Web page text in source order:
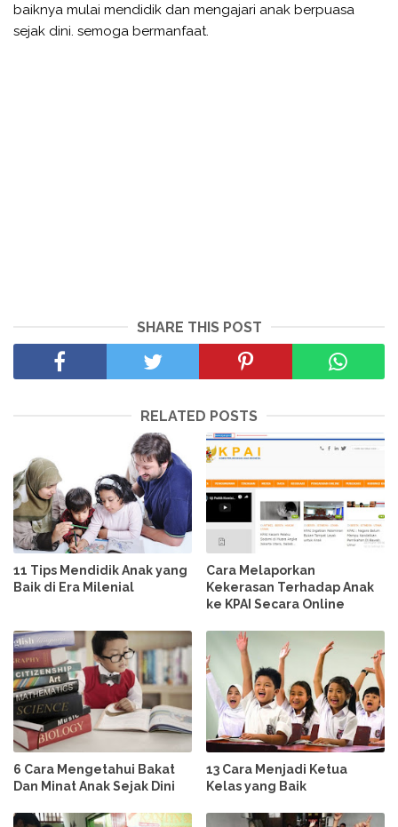
baiknya mulai mendidik dan mengajari anak berpuasa
sejak dini. semoga bermanfaat.
SHARE THIS POST
RELATED POSTS
11 Tips Mendidik Anak yang
Baik di Era Milenial
Cara Melaporkan
Kekerasan Terhadap Anak
ke KPAI Secara Online
6 Cara Mengetahui Bakat
Dan Minat Anak Sejak Dini
13 Cara Menjadi Ketua
Kelas yang Baik